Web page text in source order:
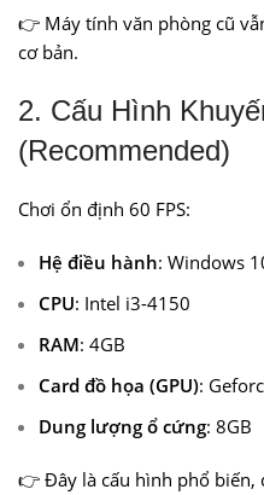
👉 Máy tính văn phòng cũ
cơ bản.
2. Cấu Hình
(Recommended)
Chơi ổn định 60 FPS:
Hệ điều hành: Windows
CPU: Intel i3-4150
RAM: 4GB
Card đồ họa (GPU):
Dung lượng ổ cứng: 8GB
👉 Đây là cấu hình phổ biến,